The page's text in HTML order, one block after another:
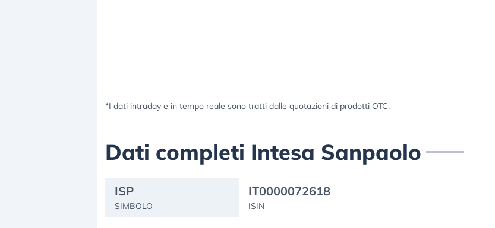
*I dati intraday e in tempo reale sono tratti dalle quotazioni di prodotti OTC.
Dati completi Intesa Sanpaolo
ISP
SIMBOLO
IT0000072618
ISIN